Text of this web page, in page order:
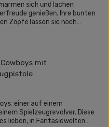
sich und lachen
genießen. Ihre bunten
Zöpfe lassen sie noch
einer auf einem
Spielzeugrevolver. Diese
lieben, in Fantasiewelten